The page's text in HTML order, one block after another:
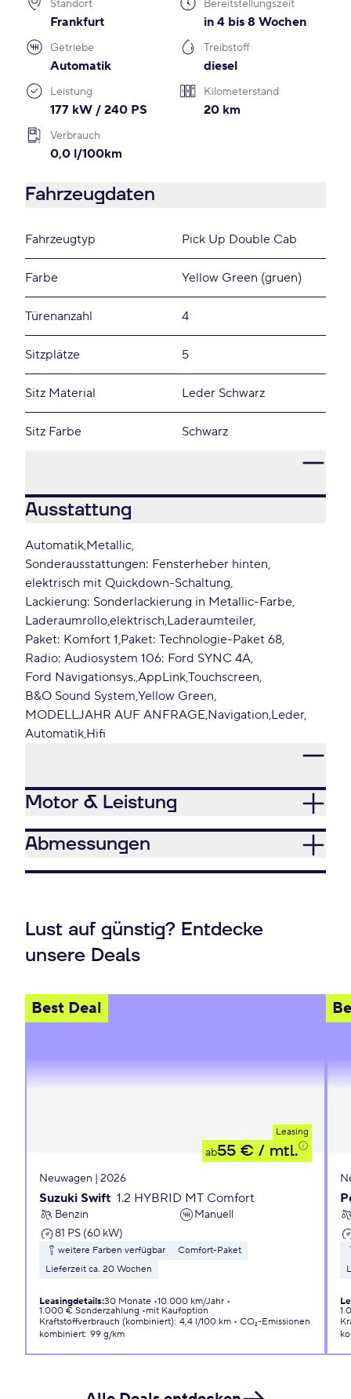
Standort
Frankfurt
Bereitstellungszeit
in 4 bis 8 Wochen
Getriebe
Automatik
Treibstoff
diesel
Leistung
177 kW / 240 PS
Kilometerstand
20 km
Verbrauch
0,0 l/100km
Fahrzeugdaten
Fahrzeugtyp Pick Up Double Cab
Farbe Yellow Green (gruen)
Türenanzahl 4
Sitzplätze 5
Sitz Material Leder Schwarz
Sitz Farbe Schwarz
Ausstattung
Automatik Metallic
Sonderausstattungen: Fensterheber hinten
elektrisch mit Quickdown-Schaltung
Lackierung: Sonderlackierung in Metallic-Farbe
Laderaumrolloelektrisch Laderaumteiler
Paket: Komfort 1 Paket: Technologie-Paket 68
Radio: Audiosystem 106: Ford SYNC 4A
Ford Navigationsys.AppLinkTouchscreen
B&O Sound System Yellow Green
MODELLJAHR AUF ANFRAGE Navigation Leder
Automatik Hifi
Motor & Leistung
Abmessungen
Lust auf günstig? Entdecke
unsere Deals
Best Deal
Leasing
ab55 € / mtl.
Neuwagen | 2026
Suzuki Swift 1.2 HYBRID MT Comfort
Benzin
Manuell
81 PS (60 kW)
weitere Farben verfügbar
Comfort-Paket
Lieferzeit ca. 20 Wochen
Leasingdetails:30 Monate 10.000 km/Jahr
1.000 € Sonderzahlung
mit Kaufoption
Kraftstoffverbrauch (kombiniert): 4,4 l/100 km
CO₂-Emissionen
kombiniert: 99 g/km